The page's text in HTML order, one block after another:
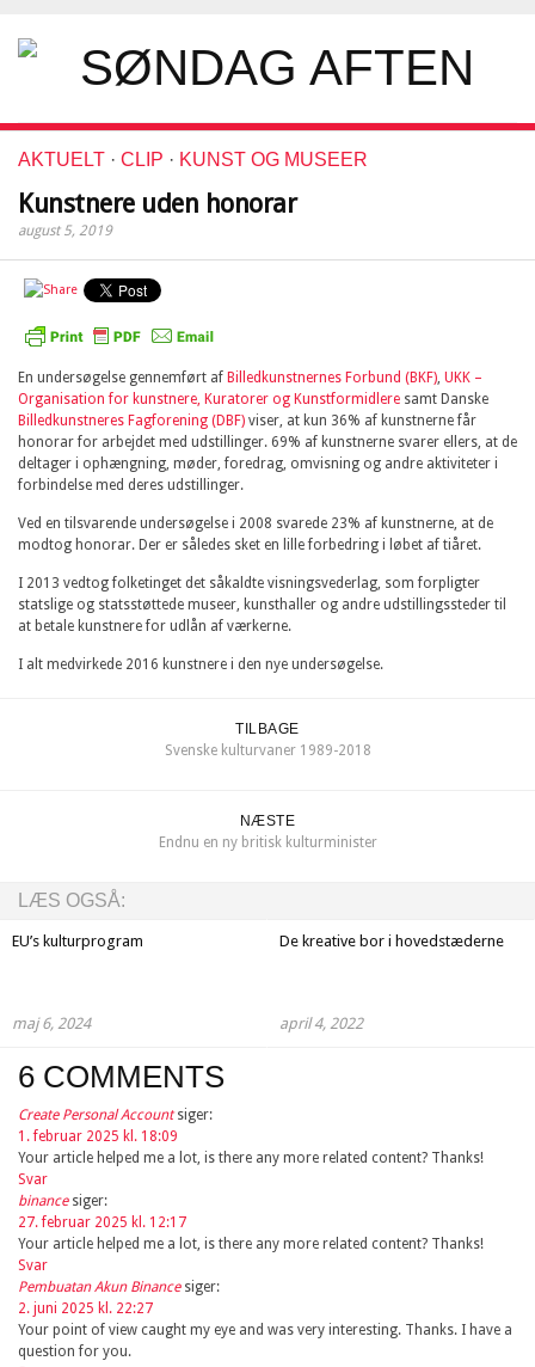
AKTUELT · CLIP · KUNST OG MUSEER
Kunstnere uden honorar
august 5, 2019
En undersøgelse gennemført af Billedkunstnernes Forbund (BKF) UKK –
Organisation for kunstnere, Kuratorer og Kunstformidlere samt Danske
Billedkunstneres Fagforening (DBF) viser, at kun 36% af kunstnerne får
honorar for arbejdet med udstillinger. 69% af kunstnerne svarer ellers, at de
deltager i ophængning, møder, foredrag, omvisning og andre aktiviteter i
forbindelse med deres udstillinger.
Ved en tilsvarende undersøgelse i 2008 svarede 23% af kunstnerne, at de
modtog honorar. Der er således sket en lille forbedring i løbet af tiåret.
I 2013 vedtog folketinget det såkaldte visningsvederlag, som forpligter
statslige og statsstøttede museer, kunsthaller og andre udstillingssteder til
at betale kunstnere for udlån af værkerne.
I alt medvirkede 2016 kunstnere i den nye undersøgelse.
TILBAGE
Svenske kulturvaner 1989-2018
NÆSTE
Endnu en ny britisk kulturminister
LÆS OGSÅ:
EU’s kulturprogram
maj 6, 2024
De kreative bor i hovedstæderne
april 4, 2022
6 COMMENTS
Create Personal Account siger:
1. februar 2025 kl. 18:09
Your article helped me a lot, is there any more related content? Thanks!
Svar
binance siger:
27. februar 2025 kl. 12:17
Your article helped me a lot, is there any more related content? Thanks!
Svar
Pembuatan Akun Binance siger:
2. juni 2025 kl. 22:27
Your point of view caught my eye and was very interesting. Thanks. I have a
question for you.